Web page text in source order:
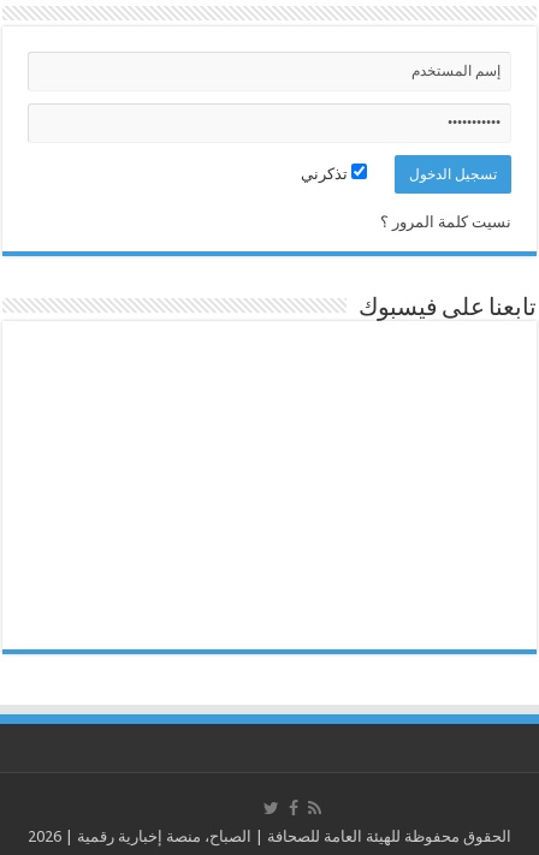
تذكرني
نسيت كلمة المرور ؟
تابعنا على فيسبوك
الحقوق محفوظة للهيئة العامة للصحافة | الصباح، منصة إخبارية رقمية | 2026